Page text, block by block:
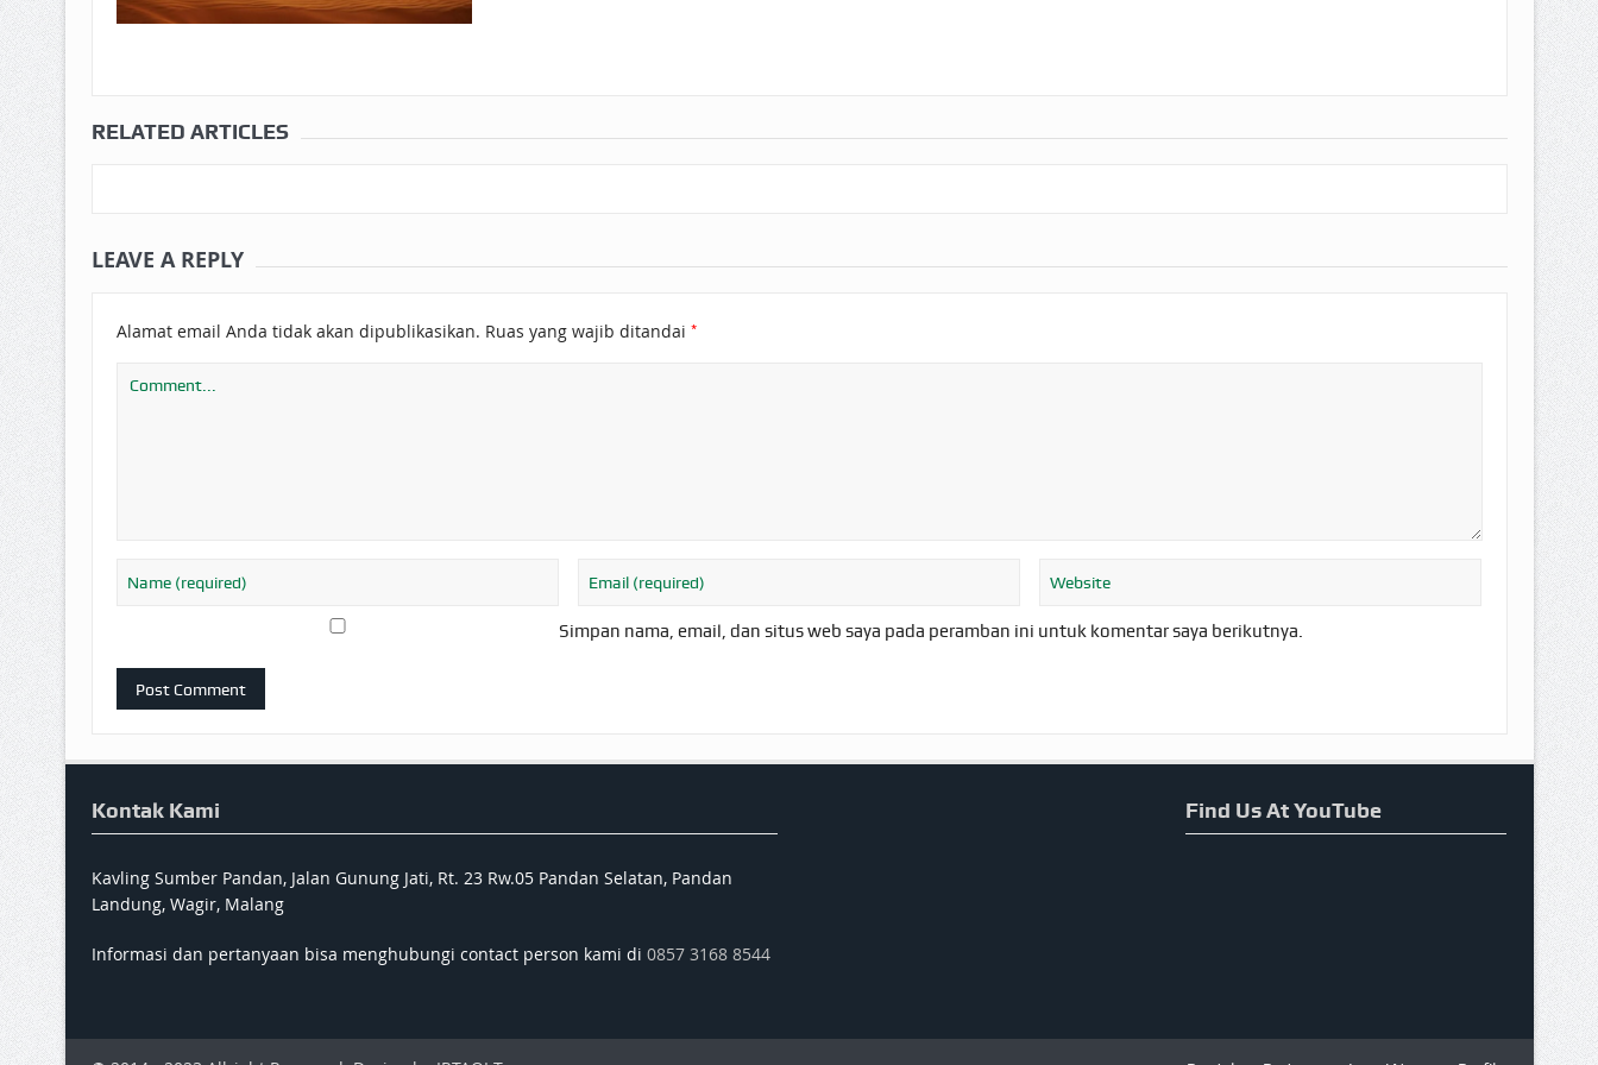
RELATED ARTICLES
LEAVE A REPLY
Alamat email Anda tidak akan dipublikasikan. Ruas yang wajib ditandai *
Simpan nama, email, dan situs web saya pada peramban ini untuk komentar saya berikutnya.
Kontak Kami
Kavling Sumber Pandan, Jalan Gunung Jati, Rt. 23 Rw.05 Pandan Selatan, Pandan
Landung, Wagir, Malang
Informasi dan pertanyaan bisa menghubungi contact person kami di 0857 3168 8544
Find Us At YouTube